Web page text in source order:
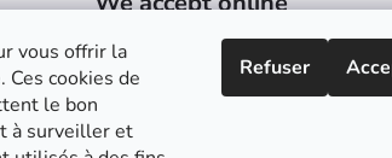
vous offrir la
cookies de
le bon
à surveiller et
Refuser